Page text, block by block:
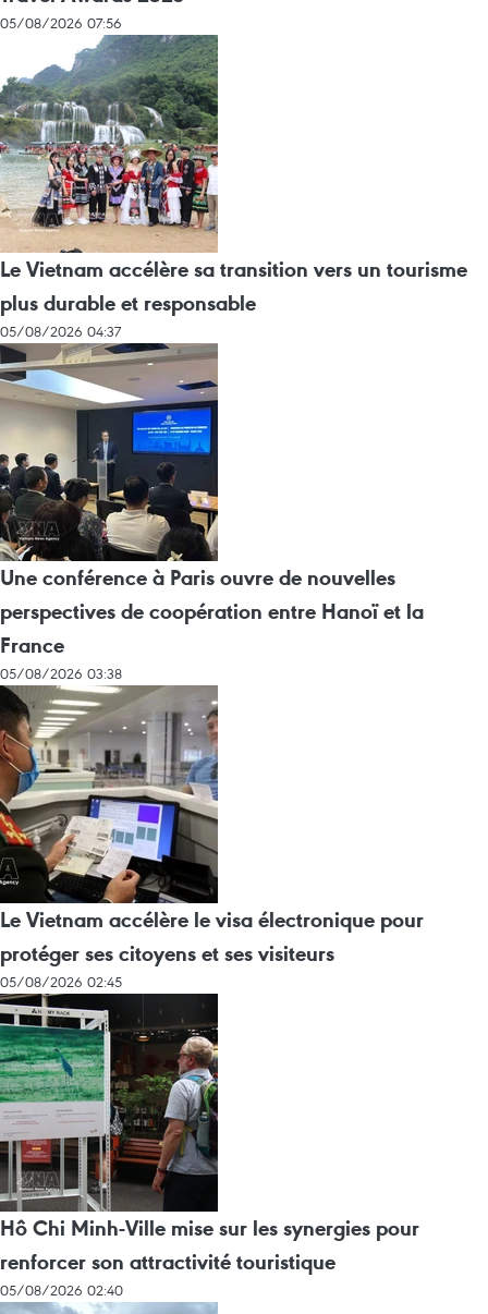
05/08/2026 07:56
Le Vietnam accélère sa transition vers un tourisme
plus durable et responsable
05/08/2026 04:37
Une conférence à Paris ouvre de nouvelles
perspectives de coopération entre Hanoï et la
France
05/08/2026 03:38
Le Vietnam accélère le visa électronique pour
protéger ses citoyens et ses visiteurs
05/08/2026 02:45
Hô Chi Minh-Ville mise sur les synergies pour
renforcer son attractivité touristique
05/08/2026 02:40